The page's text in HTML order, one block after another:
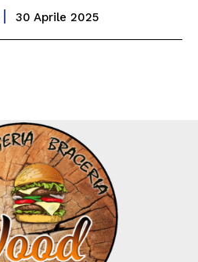
30 Aprile 2025